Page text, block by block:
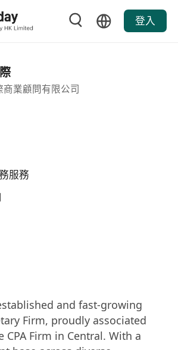
登入
商業顧問有限公司
服務
and fast-growing
Firm, proudly associated
Firm in Central. With a